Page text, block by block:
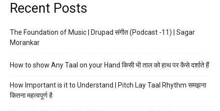
Recent Posts
The Foundation of Music | Drupad संगीत (Podcast -11) | Sagar
Morankar
How to show Any Taal on your Hand किसी भी ताल को हाथ पर कैसे दर्शाते हैं
How Important is it to Understand | Pitch Lay Taal Rhythm समझना
कितना महत्वपूर्ण है